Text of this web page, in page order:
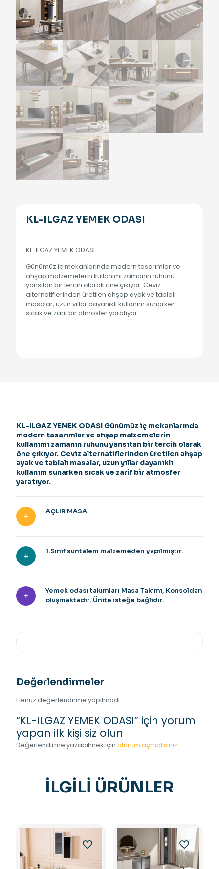
KL-ILGAZ YEMEK ODASI
KL-ILGAZ YEMEK ODASI
Günümüz iç mekanlarında modern tasarımlar ve
ahşap malzemelerin kullanımı zamanın ruhunu
yansıtan bir tercih olarak öne çıkıyor. Ceviz
alternatiflerinden üretilen ahşap ayak ve tablalı
masalar, uzun yıllar dayanıklı kullanım sunarken
sıcak ve zarif bir atmosfer yaratıyor.
KL-ILGAZ YEMEK ODASI Günümüz iç mekanlarında
modern tasarımlar ve ahşap malzemelerin
kullanımı zamanın ruhunu yansıtan bir tercih olarak
öne çıkıyor. Ceviz alternatiflerinden üretilen ahşap
ayak ve tablalı masalar, uzun yıllar dayanıklı
kullanım sunarken sıcak ve zarif bir atmosfer
yaratıyor.
AÇLIR MASA
1.Sınıf suntalem malzemeden yapılmıştır.
Yemek odası takımları Masa Takımı, Konsoldan
oluşmaktadır. Ünite isteğe bağlıdır.
Değerlendirmeler
Henüz değerlendirme yapılmadı.
“KL-ILGAZ YEMEK ODASI” için yorum
yapan ilk kişi siz olun
Değerlendirme yazabilmek için oturum açmalısınız.
İLGILI ÜRÜNLER